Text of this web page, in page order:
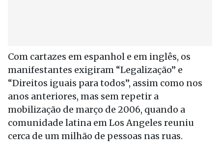
Com cartazes em espanhol e em inglês, os
manifestantes exigiram “Legalização” e
“Direitos iguais para todos”, assim como nos
anos anteriores, mas sem repetir a
mobilização de março de 2006, quando a
comunidade latina em Los Angeles reuniu
cerca de um milhão de pessoas nas ruas.